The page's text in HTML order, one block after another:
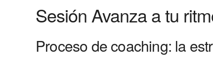
Sesión Avanza a tu
Proceso de coaching: la